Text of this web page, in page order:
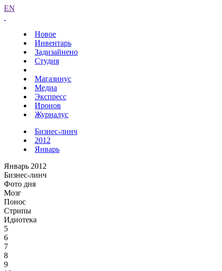
EN
Новое
Инвентарь
Задизайнено
Студия
Магазинус
Медиа
Экспресс
Иронов
Журналус
Бизнес-линч
2012
Январь
Январь 2012
Бизнес-линч
Фото дня
Мозг
Понос
Стрипы
Идиотека
5
6
7
8
9